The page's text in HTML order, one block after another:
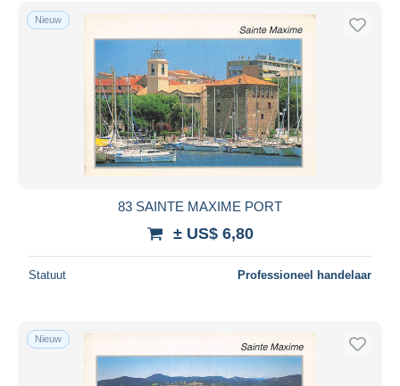
Nieuw
83 SAINTE MAXIME PORT
± US$ 6,80
Statuut Professioneel handelaar
Nieuw